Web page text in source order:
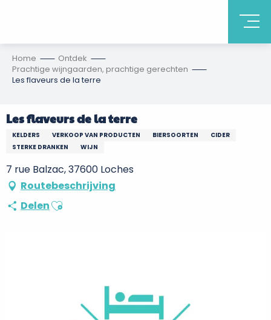
Home
Ontdek
Prachtige wijngaarden, prachtige gerechten
Les flaveurs de la terre
Les flaveurs de la terre
KELDERS VERKOOP VAN PRODUCTEN BIERSOORTEN
CIDER
STERKE DRANKEN
WIJN
7 rue Balzac, 37600 Loches
Routebeschrijving
DelenAjouter aux favoris